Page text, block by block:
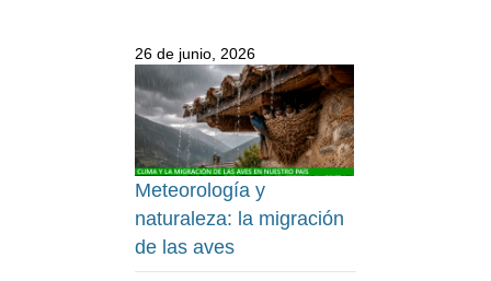
26 de junio, 2026
Meteorología y
naturaleza: la migración
de las aves